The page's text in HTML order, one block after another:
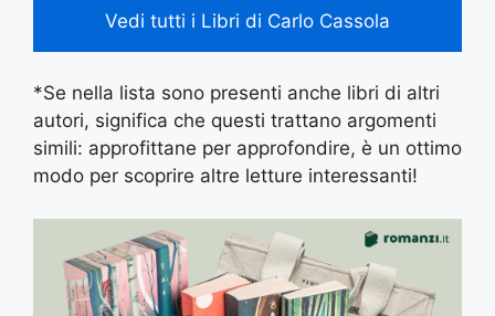
Vedi tutti i Libri di Carlo Cassola
*Se nella lista sono presenti anche libri di altri
autori, significa che questi trattano argomenti
simili: approfittane per approfondire, è un ottimo
modo per scoprire altre letture interessanti!